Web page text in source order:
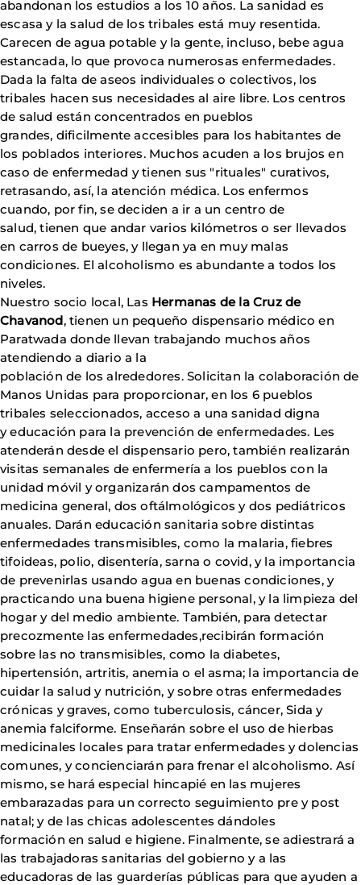
abandonan los estudios a los 10 años. La sanidad es
escasa y la salud de los tribales está muy resentida.
Carecen de agua potable y la gente, incluso, bebe agua
estancada, lo que provoca numerosas enfermedades.
Dada la falta de aseos individuales o colectivos, los
tribales hacen sus necesidades al aire libre. Los centros
de salud están concentrados en pueblos
grandes, dificilmente accesibles para los habitantes de
los poblados interiores. Muchos acuden a los brujos en
caso de enfermedad y tienen sus "rituales" curativos,
retrasando, así, la atención médica. Los enfermos
cuando, por fin, se deciden a ir a un centro de
salud, tienen que andar varios kilómetros o ser llevados
en carros de bueyes, y llegan ya en muy malas
condiciones. El alcoholismo es abundante a todos los
niveles.
Nuestro socio local, Las Hermanas de la Cruz de
Chavanod, tienen un pequeño dispensario médico en
Paratwada donde llevan trabajando muchos años
atendiendo a diario a la
población de los alrededores. Solicitan la colaboración de
Manos Unidas para proporcionar, en los 6 pueblos
tribales seleccionados, acceso a una sanidad digna
y educación para la prevención de enfermedades. Les
atenderán desde el dispensario pero, también realizarán
visitas semanales de enfermería a los pueblos con la
unidad móvil y organizarán dos campamentos de
medicina general, dos oftálmológicos y dos pediátricos
anuales. Darán educación sanitaria sobre distintas
enfermedades transmisibles, como la malaria, fiebres
tifoideas, polio, disentería, sarna o covid, y la importancia
de prevenirlas usando agua en buenas condiciones, y
practicando una buena higiene personal, y la limpieza del
hogar y del medio ambiente. También, para detectar
precozmente las enfermedades,recibirán formación
sobre las no transmisibles, como la diabetes,
hipertensión, artritis, anemia o el asma; la importancia de
cuidar la salud y nutrición, y sobre otras enfermedades
crónicas y graves, como tuberculosis, cáncer, Sida y
anemia falciforme. Enseñarán sobre el uso de hierbas
medicinales locales para tratar enfermedades y dolencias
comunes, y concienciarán para frenar el alcoholismo. Así
mismo, se hará especial hincapié en las mujeres
embarazadas para un correcto seguimiento pre y post
natal; y de las chicas adolescentes dándoles
formación en salud e higiene. Finalmente, se adiestrará a
las trabajadoras sanitarias del gobierno y a las
educadoras de las guarderías públicas para que ayuden a